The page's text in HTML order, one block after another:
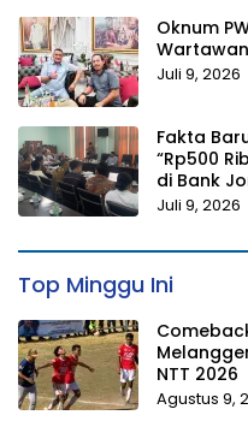
Oknum
Juli 9, 2026
Fakta
“Rp500
di Bank
Juli 9, 2026
Top Minggu Ini
NTT 2026
Agustus 9,